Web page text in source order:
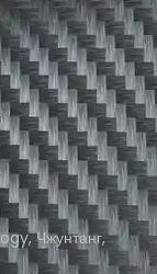
Чжунтанг,